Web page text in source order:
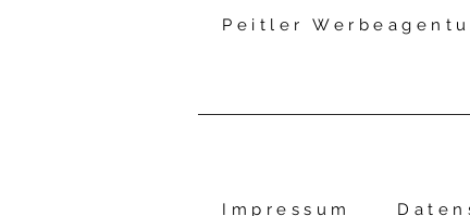
Peitler
Impressum